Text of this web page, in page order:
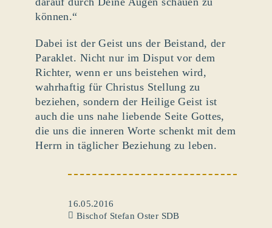
können.“
Dabei ist der Geist uns der Beistand, der
Paraklet. Nicht nur im Disput vor dem
Richter, wenn er uns beistehen wird,
wahrhaftig für Christus Stellung zu
beziehen, sondern der Heilige Geist ist
auch die uns nahe liebende Seite Gottes,
die uns die inneren Worte schenkt mit dem
Herrn in täglicher Beziehung zu leben.
16.05.2016
Bischof Stefan Oster SDB